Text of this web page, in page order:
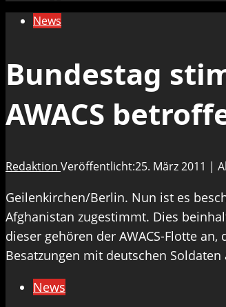
News
Bundestag
AWACS
Redaktion Veröffentlicht:25. März 2011 |
Geilenkirchen/Berlin. Nun ist es
Afghanistan zugestimmt. Dies
dieser gehören der AWACS-Flotte
Besatzungen mit deutschen
News